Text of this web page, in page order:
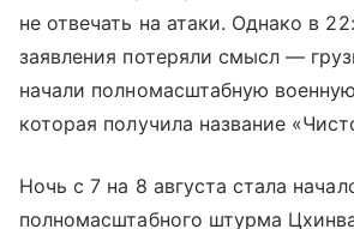
не отвечать на атаки. Однако в
заявления потеряли смысл —
начали полномасштабную
которая получила название
Ночь с 7 на 8 августа стала
полномасштабного штурма